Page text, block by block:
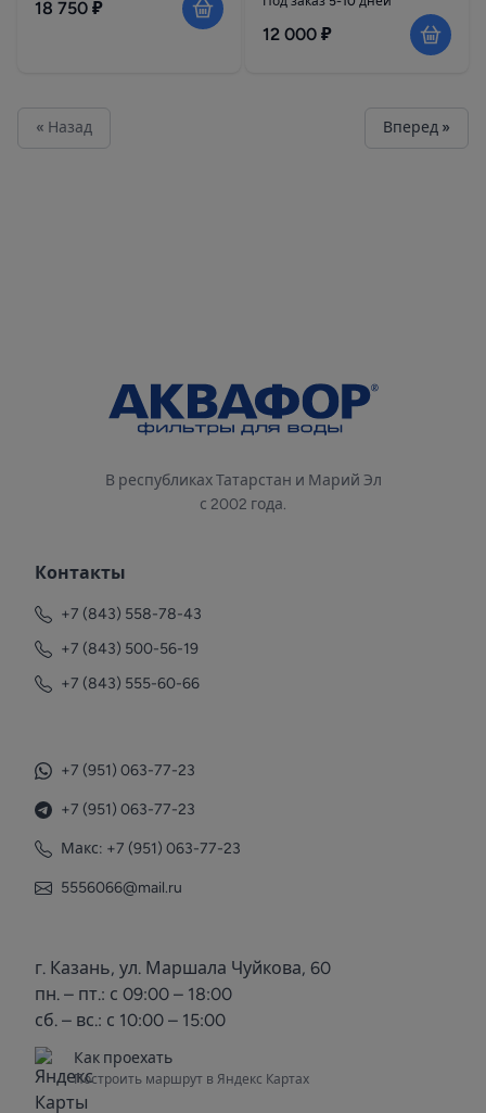
18 750 ₽
12 000 ₽
« Назад Вперед »
В республиках Татарстан и Марий Эл
с 2002 года.
Контакты
+7 (843) 558-78-43
+7 (843) 500-56-19
+7 (843) 555-60-66
+7 (951) 063-77-23
+7 (951) 063-77-23
Макс: +7 (951) 063-77-23
5556066@mail.ru
г. Казань, ул. Маршала Чуйкова, 60
пн. – пт.: с 09:00 – 18:00
сб. – вс.: с 10:00 – 15:00
Как проехать
Построить маршрут в Яндекс Картах